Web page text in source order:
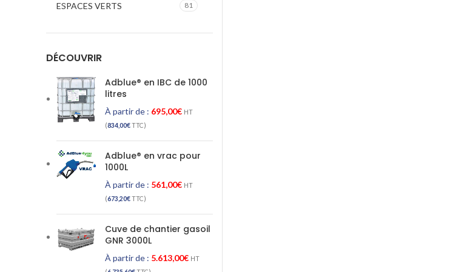
ESPACES VERTS 81
DÉCOUVRIR
Adblue® en IBC de 1000
litres
À partir de : 695,00€ HT
(834,00€TTC)
Adblue® en vrac pour
1000L
À partir de : 561,00€ HT
(673,20€TTC)
Cuve de chantier gasoil
GNR 3000L
À partir de : 5.613,00€ HT